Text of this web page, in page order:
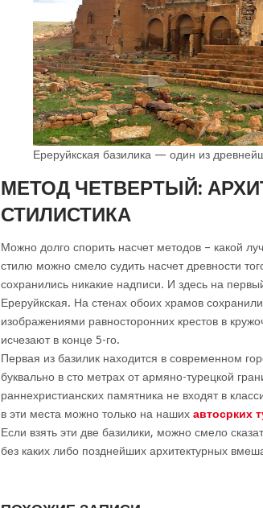
Ереруйкская базилика — один из
МЕТОД ЧЕТВЕРТЫЙ:
СТИЛИСТИКА
Можно долго спорить насчет методов – какой
стилю можно смело судить насчет древности
сохранились никакие надписи. И здесь на
Ереруйкская. На стенах обоих храмов
изображениями равносторонних крестов в
исчезают в конце 5-го.
Первая из базилик находится в современном
буквально в сто метрах от армяно-турецкой
раннехристианских памятника не входят в
в эти места можно только на наших автосрких
Если взять эти две базилики, можно смело
без каких либо позднейших архитектурных